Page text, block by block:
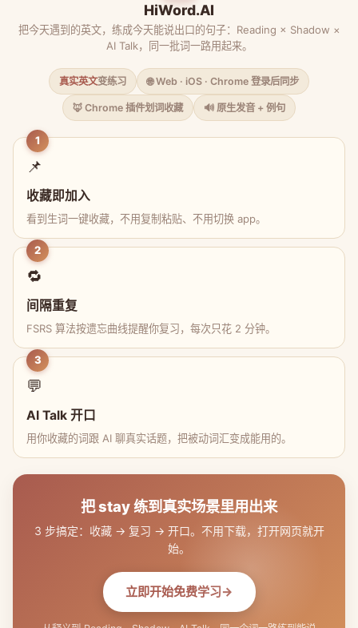
HiWord.AI
把今天遇到的英文，练成今天能说出口的句子：Reading × Shadow ×
AI Talk，同一批词一路用起来。
真实英文变练习 🌐 Web · iOS · Chrome 登录后同步
🦊 Chrome 插件划词收藏 🔊 原生发音 + 例句
1
📌
收藏即加入
看到生词一键收藏，不用复制粘贴、不用切换 app。
2
🔁
间隔重复
FSRS 算法按遗忘曲线提醒你复习，每次只花 2 分钟。
3
💬
AI Talk 开口
用你收藏的词跟 AI 聊真实话题，把被动词汇变成能用的。
把 stay 练到真实场景里用出来
3 步搞定：收藏 → 复习 → 开口。不用下载，打开网页就开
始。
立即开始免费学习